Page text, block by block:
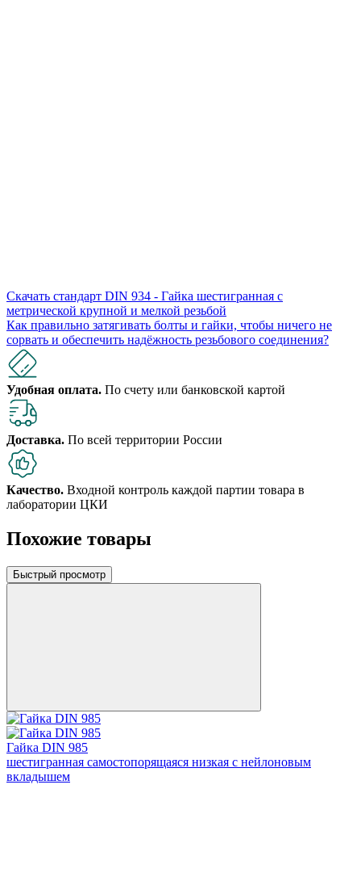
Скачать стандарт DIN 934 - Гайка шестигранная с
метрической крупной и мелкой резьбой
Как правильно затягивать болты и гайки, чтобы ничего не
сорвать и обеспечить надёжность резьбового соединения?
Удобная оплата. По счету или банковской картой
Доставка. По всей территории России
Качество. Входной контроль каждой партии товара в
лаборатории ЦКИ
Похожие товары
Быстрый просмотр
Гайка DIN 985
шестигранная самостопорящаяся низкая с нейлоновым
вкладышем